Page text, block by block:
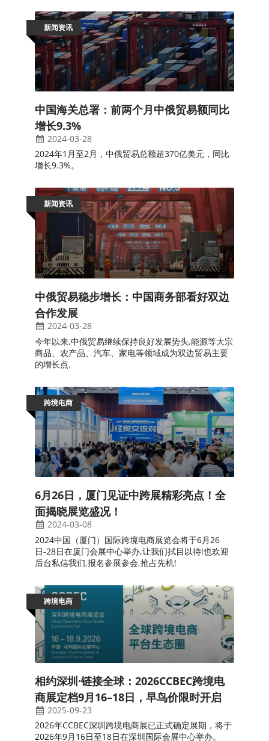
新闻资讯
中国海关总署：前两个月中俄贸易额同比
增长9.3%
2024-03-28
2024年1月至2月，中俄贸易总额超370亿美元，同比
增长9.3%。
新闻资讯
中俄贸易稳步增长：中国商务部看好双边
合作发展
2024-03-28
今年以来,中俄贸易继续保持良好发展势头,能源等大宗
商品、农产品、汽车、家电等领域成为双边贸易主要
的增长点.
跨境电商
6月26日，厦门见证中跨展精彩亮点！全
面揭晓展览盛况！
2024-03-08
2024中国（厦门）国际跨境电商展览会将于6月26
日-28日在厦门会展中心举办,让我们拭目以待!也欢迎
后台私信我们,报名参展参会,抢占先机!
跨境电商
相约深圳·链接全球：2026CCBEC跨境电
商展定档9月16–18日，早鸟价限时开启
2025-09-23
2026年CCBEC深圳跨境电商展已正式确定展期，将于
2026年9月16日至18日在深圳国际会展中心举办。